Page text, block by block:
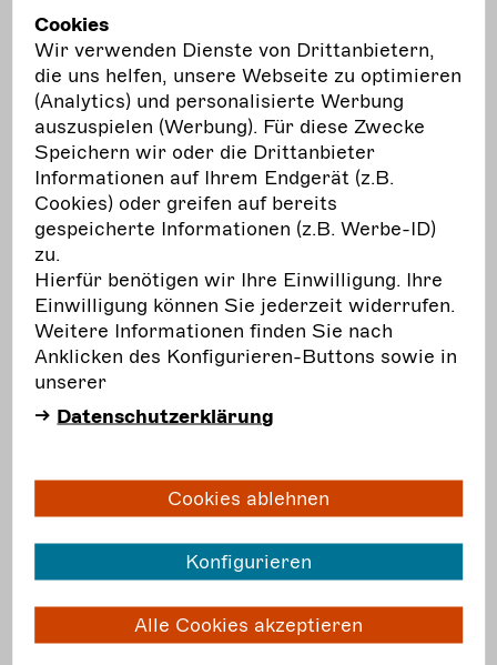
Die INTHEGA-Datenbank
In einer Videokonferenz exklusiv für Mitglieder
der Freien Darstellenden Künste werden Aufbau,
Inhalte und Möglichkeiten der INTHEGA-
Datenbank vorgestellt. Die INTHEGA bereitet
derzeit eine Erweiterung der Datenbank vor, die
u.a. auch neue Kategorien für Produktionen der
Freien Darstellenden Künste vorsieht. Ebenso ist
ein Tool geplant, mit welchem auch kurzfristig
Produktionen angeboten werden können.
Mitglieder des INTHEGA-Vorstands und der
Geschäftsstelle werden zu den genannten
Themen ausführlich informieren und
Anregungen der Teilnehmenden für die
Weiterentwicklung der Datenbank aufnahmen.
18.06.10:00 bis
11:30
Mi.
Veranstaltung
online
in deutscher
Cookies
Wir verwenden Dienste von Drittanbietern,
die uns helfen, unsere Webseite zu optimieren
(Analytics) und personalisierte Werbung
auszuspielen (Werbung). Für diese Zwecke
Speichern wir oder die Drittanbieter
Informationen auf Ihrem Endgerät (z.B.
Cookies) oder greifen auf bereits
gespeicherte Informationen (z.B. Werbe-ID)
zu.
Hierfür benötigen wir Ihre Einwilligung. Ihre
Einwilligung können Sie jederzeit widerrufen.
Weitere Informationen finden Sie nach
Anklicken des Konfigurieren-Buttons sowie in
unserer
Datenschutzerklärung
Cookies ablehnen
Konfigurieren
Alle Cookies akzeptieren